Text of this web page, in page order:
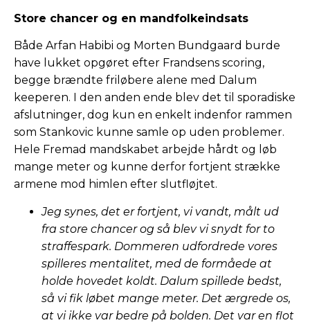
Store chancer og en mandfolkeindsats
Både Arfan Habibi og Morten Bundgaard burde
have lukket opgøret efter Frandsens scoring,
begge brændte friløbere alene med Dalum
keeperen. I den anden ende blev det til sporadiske
afslutninger, dog kun en enkelt indenfor rammen
som Stankovic kunne samle op uden problemer.
Hele Fremad mandskabet arbejde hårdt og løb
mange meter og kunne derfor fortjent strække
armene mod himlen efter slutfløjtet.
Jeg synes, det er fortjent, vi vandt, målt ud
fra store chancer og så blev vi snydt for to
straffespark. Dommeren udfordrede vores
spilleres mentalitet, med de formåede at
holde hovedet koldt. Dalum spillede bedst,
så vi fik løbet mange meter. Det ærgrede os,
at vi ikke var bedre på bolden. Det var en flot